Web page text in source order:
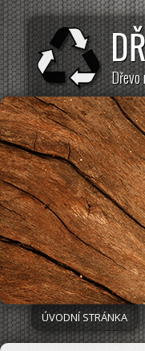
Dřevo
ÚVODNÍ STRÁNKA